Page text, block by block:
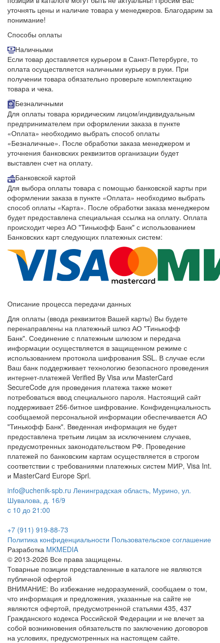
уточнять цены и наличие товара у менеджеров. Благодарим за
понимание!
Способы оплаты
Наличными
Если товар доставляется курьером в Санкт-Петербурге, то
оплата осуществляется наличными курьеру в руки. При
получении товара обязательно проверьте комплектацию
товара и чека.
Безналичными
Для оплаты товара юридическим лицом/индивидуальным
предпринимателем при оформлении заказа в пункте
«Оплата» необходимо выбрать способ оплаты
«Безналичные». После обработки заказа менеджером и
уточнения банковских реквизитов организации будет
выставлен счет на оплату.
Банковской картой
Для выбора оплаты товара с помощью банковской карты при
оформлении заказа в пункте «Оплата» необходимо выбрать
способ оплаты «Карта». После обработки заказа менеджером
будет предоставлена специальная ссылка на оплату. Оплата
происходит через АО "Тинькофф Банк" с использованием
Банковских карт следующих платежных систем:
Описание процесса передачи данных
Для оплаты (ввода реквизитов Вашей карты) Вы будете
перенаправлены на платежный шлюз АО "Тинькофф
Банк". Соединение с платежным шлюзом и передача
информации осуществляется в защищенном режиме с
использованием протокола шифрования SSL. В случае если
Ваш банк поддерживает технологию безопасного проведения
интернет-платежей Verified By Visa или MasterCard
SecureCode для проведения платежа также может
потребоваться ввод специального пароля. Настоящий сайт
поддерживает 256-битное шифрование. Конфиденциальность
сообщаемой персональной информации обеспечивается АО
"Тинькофф Банк". Введенная информация не будет
предоставлена третьим лицам за исключением случаев,
предусмотренных законодательством РФ. Проведение
платежей по банковским картам осуществляется в строгом
соответствии с требованиями платежных систем МИР, Visa Int.
и MasterCard Europe Sprl.
info@uchenik-spb.ru Ленинградская область, Мурино, ул.
Шувалова, д. 16/9
c 10 до 21:00
+7 (911) 919-88-73
Политика конфиденциальности Пользовательское соглашение
Разработка MKMEDIA
© 2013-2026 Все права защищены.
Товарные позиции представленные в каталоге не являются
публичной офертой
ВНИМАНИЕ: Во избежание недоразумений, сообщаем о том,
что информация и предложения, указанные на сайте не
являются офертой, предусмотренной статьями 435, 437
Гражданского кодекса Российской Федерации и не влечет за
собой возникновения обязательств по заключению договоров
на условиях, предусмотренных на настоящем сайте.